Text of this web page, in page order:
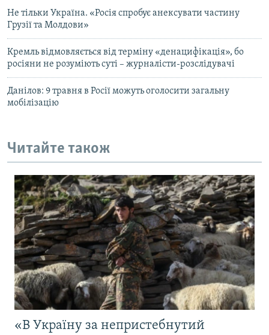
Не тільки Україна. «Росія спробує анексувати частину
Грузії та Молдови»
Кремль відмовляється від терміну «денацифікація», бо
росіяни не розуміють суті – журналісти-розслідувачі
Данілов: 9 травня в Росії можуть оголосити загальну
мобілізацію
Читайте також
«В Україну за непристебнутий